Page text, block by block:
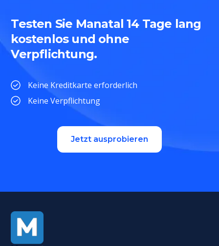
Testen Sie Manatal 14 Tage lang
kostenlos und ohne
Verpflichtung.
Keine Kreditkarte erforderlich
Keine Verpflichtung
Jetzt ausprobieren